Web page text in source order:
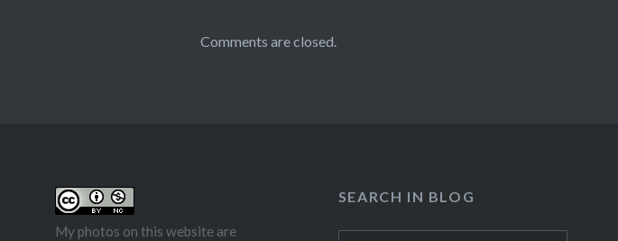
Comments are closed.
My photos on this website are
SEARCH IN BLOG